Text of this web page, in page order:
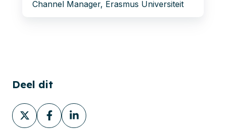
Channel Manager, Erasmus Universiteit
Deel dit
Deel
via
Deel
via
Deel
via